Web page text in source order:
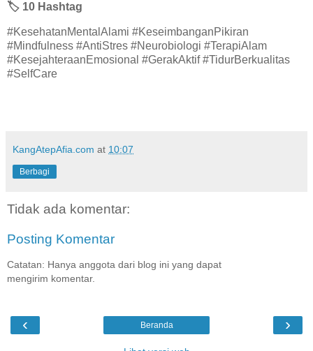
🏷️ 10 Hashtag
#KesehatanMentalAlami #KeseimbanganPikiran
#Mindfulness #AntiStres #Neurobiologi #TerapiAlam
#KesejahteraanEmosional #GerakAktif #TidurBerkualitas
#SelfCare
KangAtepAfia.com at 10:07
Berbagi
Tidak ada komentar:
Posting Komentar
Catatan: Hanya anggota dari blog ini yang dapat
mengirim komentar.
‹ ›
Beranda